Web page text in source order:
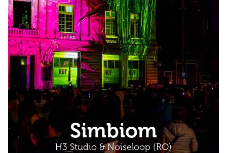
Simbiom
H3 Studio & Noiseloop (RO)